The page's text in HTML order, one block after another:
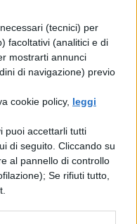
(tecnici) per
facoltativi (analitici e di
mostrarti annunci
di navigazione) previo
cookie policy, leggi
puoi accettarli tutti
di seguito. Cliccando su
al pannello di controllo
Se rifiuti tutto,
di
di Viareggio
online o presso
del
Maria
aperte nei
9:00 in poi.